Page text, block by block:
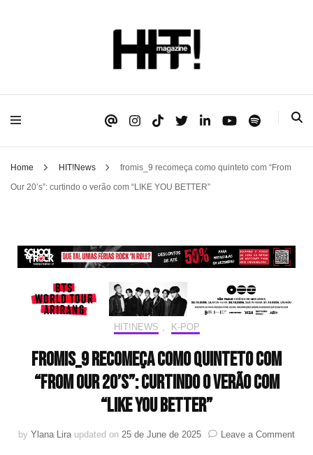
HIT!Magazine
Home HIT!News
fromis_9 recomeça como quinteto com “From
Our 20’s”: curtindo o verão com “LIKE YOU BETTER”
HIT!NEWS K-POP
fromis_9 recomeça como quinteto com
“From Our 20’s”: curtindo o verão com
“LIKE YOU BETTER”
by Ylana Lira updated on 25 de June de 2025 Leave a Commenton